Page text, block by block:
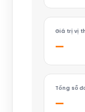
Giá trị vị
—
Tổng số
—